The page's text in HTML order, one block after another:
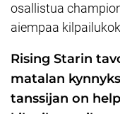
osallistua
aiempaa
Rising Starin
matalan
tanssijan on